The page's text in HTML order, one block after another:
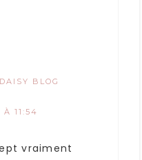
BLOG
À 11:54
vraiment